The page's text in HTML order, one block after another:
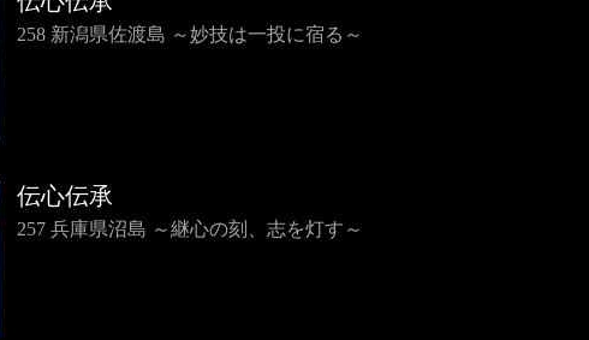
258 新潟県佐渡島 ～妙技は一投に宿る～
伝心伝承
257 兵庫県沼島 ～継心の刻、志を灯す～